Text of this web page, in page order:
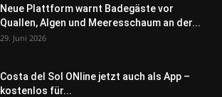
Neue Plattform warnt Badegäste vor
Quallen, Algen und Meeresschaum an der...
29. Juni 2026
Costa del Sol ONline jetzt auch als App –
kostenlos für...